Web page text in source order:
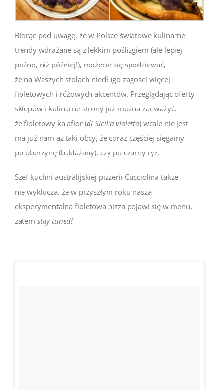
Biorąc pod uwagę, że w Polsce światowe kulinarne
trendy wdrażane są z lekkim poślizgiem (ale lepiej
późno, niż później!), możecie się spodziewać,
że na Waszych stołach niedługo zagości więcej
fioletowych i różowych akcentów. Przeglądając oferty
sklepów i kulinarne strony już można zauważyć,
że fioletowy kalafior (di Sicilia violetto) wcale nie jest
ma już nam aż taki obcy, że coraz częściej sięgamy
po oberżynę (bakłażany), czy po czarny ryż.
Szef kuchni australijskiej pizzerii Cucciolina także
nie wyklucza, że w przyszłym roku nasza
eksperymentalna fioletowa pizza pojawi się w menu,
zatem stay tuned!